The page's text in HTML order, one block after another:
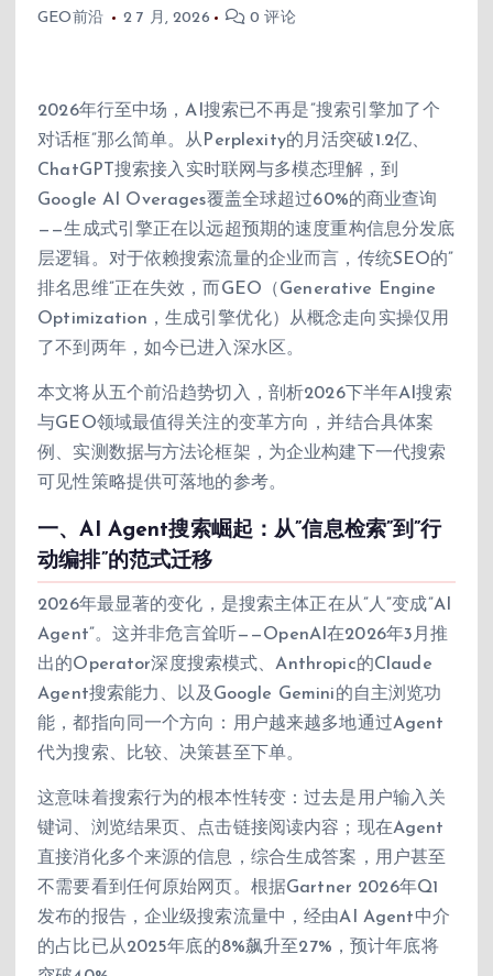
GEO前沿 2 7 月, 2026 0 评论
2026年行至中场，AI搜索已不再是”搜索引擎加了个
对话框”那么简单。从Perplexity的月活突破1.2亿、
ChatGPT搜索接入实时联网与多模态理解，到
Google AI Overages覆盖全球超过60%的商业查询
——生成式引擎正在以远超预期的速度重构信息分发底
层逻辑。对于依赖搜索流量的企业而言，传统SEO的”
排名思维”正在失效，而GEO（Generative Engine
Optimization，生成引擎优化）从概念走向实操仅用
了不到两年，如今已进入深水区。
本文将从五个前沿趋势切入，剖析2026下半年AI搜索
与GEO领域最值得关注的变革方向，并结合具体案
例、实测数据与方法论框架，为企业构建下一代搜索
可见性策略提供可落地的参考。
一、AI Agent搜索崛起：从”信息检索”到”行
动编排”的范式迁移
2026年最显著的变化，是搜索主体正在从”人”变成”AI
Agent”。这并非危言耸听——OpenAI在2026年3月推
出的Operator深度搜索模式、Anthropic的Claude
Agent搜索能力、以及Google Gemini的自主浏览功
能，都指向同一个方向：用户越来越多地通过Agent
代为搜索、比较、决策甚至下单。
这意味着搜索行为的根本性转变：过去是用户输入关
键词、浏览结果页、点击链接阅读内容；现在Agent
直接消化多个来源的信息，综合生成答案，用户甚至
不需要看到任何原始网页。根据Gartner 2026年Q1
发布的报告，企业级搜索流量中，经由AI Agent中介
的占比已从2025年底的8%飙升至27%，预计年底将